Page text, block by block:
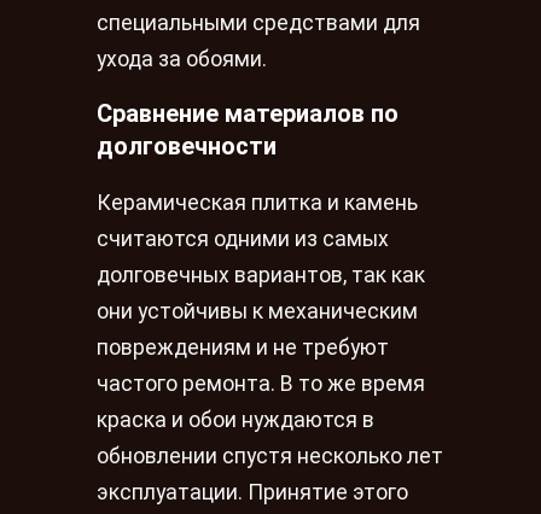
специальными средствами для
ухода за обоями.
Сравнение материалов по
долговечности
Керамическая плитка и камень
считаются одними из самых
долговечных вариантов, так как
они устойчивы к механическим
повреждениям и не требуют
частого ремонта. В то же время
краска и обои нуждаются в
обновлении спустя несколько лет
эксплуатации. Принятие этого